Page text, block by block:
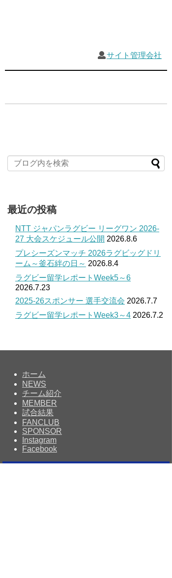
サイト管理会社
最近の投稿
NTT ジャパンラグビー リーグワン 2026-
27 大会スケジュール公開 2026.8.6
プレシーズンマッチ 2026ラグビッグドリ
ーム～釜石絆の日～ 2026.8.4
ラグビー留学レポートWeek5～6
2026.7.23
2025-26スポンサー 選手交流会 2026.7.7
ラグビー留学レポートWeek3～4 2026.7.2
ホーム
NEWS
チーム紹介
MEMBER
試合結果
FANCLUB
SPONSOR
Instagram
Facebook